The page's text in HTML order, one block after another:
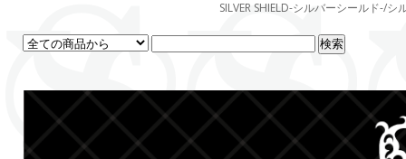
SILVER SHIELD-シルバーシールド-/